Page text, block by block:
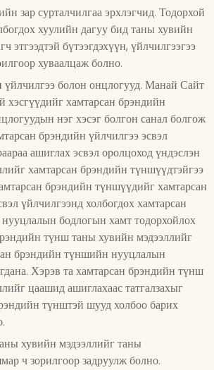
зар сурталчилгаа эрхлэгчид. Тодорхой
хуулийн дагуу бид таны хувийн
этгээдтэй бүтээгдэхүүн, үйлчилгээгээ
хуваалцаж болно.
болон онцлогууд. Манай Сайт
хэсгүүдийг хамтарсан брэндийн
нэг хэсэг болгон санал болгож
брэндийн үйлчилгээ эсвэл
ашиглах эсвэл оролцоход үндэслэн
хамтарсан брэндийн түншүүдтэйгээ
брэндийн түншүүдийг хамтарсан
үйлчилгээнд холбогдох хамтарсан
бодлогын хамт тодорхойлох
түнш таны хувийн мэдээллийг
брэндийн түншийн нууцлалын
Хэрэв та хамтарсан брэндийн түнш
цаашид ашиглахаас татгалзахыг
түнштэй шууд холбоо барих
хувийн мэдээллийг таны
ч зорилгоор задруулж болно.